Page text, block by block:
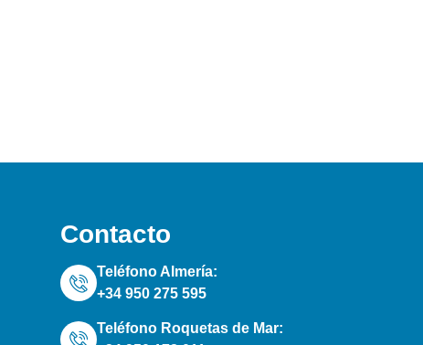
Contacto
Teléfono Almería:
+34 950 275 595
Teléfono Roquetas de Mar: